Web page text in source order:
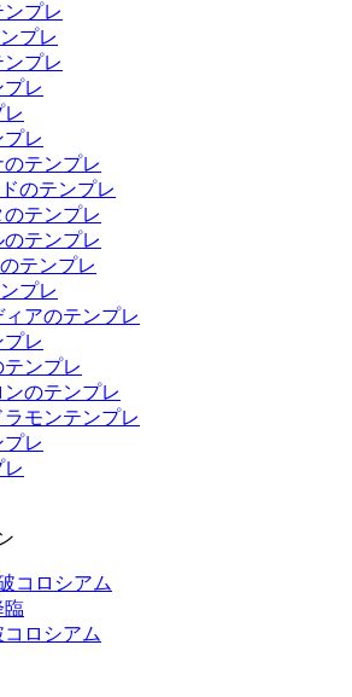
プレ
プレ
プレ
レ
レ
のテンプレ
のテンプレ
のテンプレ
のテンプレ
テンプレ
プレ
アのテンプレ
レ
ンプレ
ンのテンプレ
モンテンプレ
レ
コロシアム
臨
ロシアム